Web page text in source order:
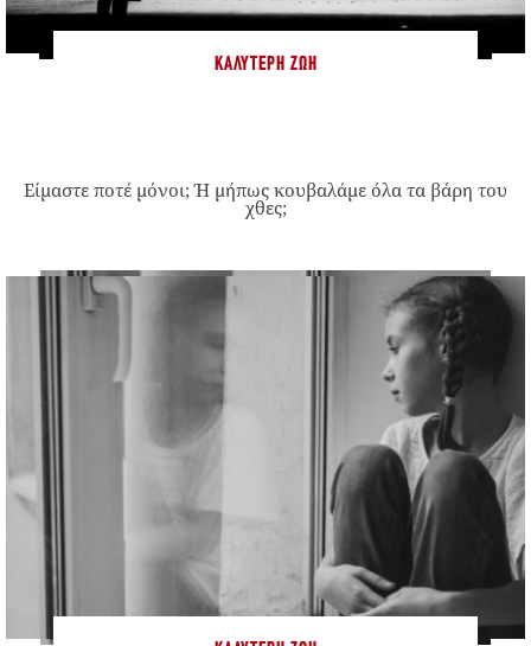
ΚΑΛΎΤΕΡΗ ΖΩΉ
Είμαστε ποτέ μόνοι; Ή μήπως κουβαλάμε όλα τα βάρη του
χθες;